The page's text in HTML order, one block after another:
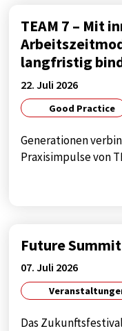
TEAM 7 – Mit
langfristig
22. Juli 2026
Good Practice
Generationen
Praxisimpulse von
Future
07. Juli 2026
Das